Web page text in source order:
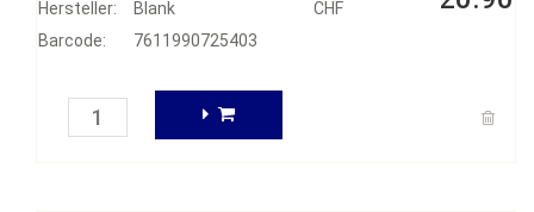
CHF
Hersteller:
Blank
Barcode:
7611990725403